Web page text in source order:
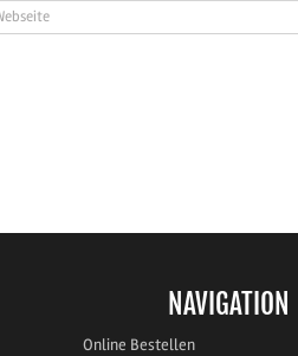
NAVIGATION
Online Bestellen